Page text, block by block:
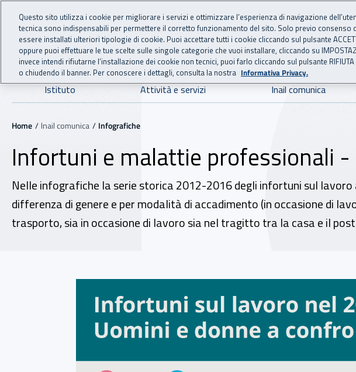
Vai al menu principale
Vai al contenuto principale
INAIL - Istituto Nazionale per
Navigazione principale
Istituto Attività e servizi Inail comunica
Navigazione - Ti trovi in:
Home Inail comunica Infografiche
Infortuni e malattie professionali
Nelle infografiche la serie storica 2012-2016 degli infortuni sul
differenza di genere e per modalità di accadimento (in occasione di
trasporto, sia in occasione di lavoro sia nel tragitto tra la casa e il
Questo sito utilizza i cookie per migliorare i servizi e ottimizzare l’esperienza di navigazione
tecnica sono indispensabili per permettere il corretto funzionamento del sito. Solo previo consenso
essere installati ulteriori tipologie di cookie. Puoi accettare tutti i cookie cliccando sul pulsante
oppure puoi effettuare le tue scelte sulle singole categorie che vuoi installare, cliccando su
invece intendi rifiutarne l’installazione dei cookie non tecnici, puoi farlo cliccando sul pulsante RIFIUTA I
o chiudendo il banner. Per conoscere i dettagli, consulta la nostra Informativa Privacy.